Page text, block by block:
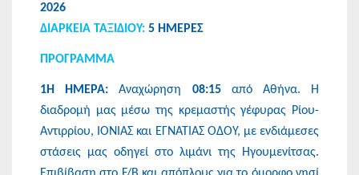
2026
ΔΙΑΡΚΕΙΑ ΤΑΞΙΔΙΟΥ: 5 ΗΜΕΡΕΣ
ΠΡΟΓΡΑΜΜΑ
1Η ΗΜΕΡΑ:Αναχώρηση 08:15 από Aθήνα. Η
διαδρομή μας μέσω της κρεμαστής γέφυρας Ρίου-
Αντιρρίου, ΙΟΝΙΑΣ και ΕΓΝΑΤΙΑΣ ΟΔΟΥ, με ενδιάμεσες
στάσεις μας οδηγεί στο λιμάνι της Ηγουμενίτσας.